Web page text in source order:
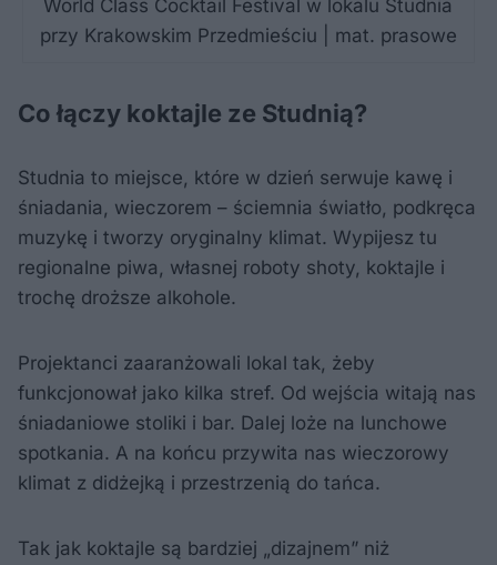
World Class Cocktail Festival w lokalu Studnia
przy Krakowskim Przedmieściu | mat. prasowe
Co łączy koktajle ze Studnią?
Studnia to miejsce, które w dzień serwuje kawę i
śniadania, wieczorem – ściemnia światło, podkręca
muzykę i tworzy oryginalny klimat. Wypijesz tu
regionalne piwa, własnej roboty shoty, koktajle i
trochę droższe alkohole.
Projektanci zaaranżowali lokal tak, żeby
funkcjonował jako kilka stref. Od wejścia witają nas
śniadaniowe stoliki i bar. Dalej loże na lunchowe
spotkania. A na końcu przywita nas wieczorowy
klimat z didżejką i przestrzenią do tańca.
Tak jak koktajle są bardziej „dizajnem” niż